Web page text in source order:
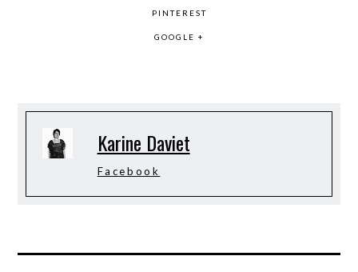
PINTEREST
GOOGLE +
Karine Daviet
Facebook